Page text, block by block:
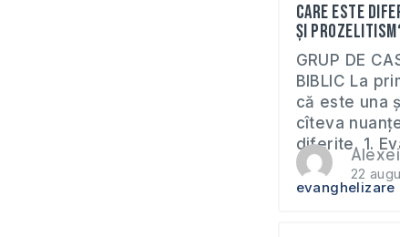
Care este
și
GRUP DE
BIBLIC La
că este una
cîteva
diferite. 1.
22
evanghelizare